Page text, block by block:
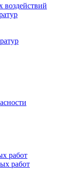
воздействий
работ
работ